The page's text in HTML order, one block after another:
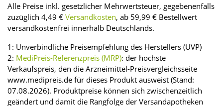
Alle Preise inkl. gesetzlicher Mehrwertsteuer, gegebenenfalls
zuzüglich 4,49 € Versandkosten, ab 59,99 € Bestellwert
versandkostenfrei innerhalb Deutschlands.
1: Unverbindliche Preisempfehlung des Herstellers (UVP)
2: MediPreis-Referenzpreis (MRP): der höchste
Verkaufspreis, den die Arzneimittel-Preisvergleichsseite
www.medipreis.de für dieses Produkt ausweist (Stand:
07.08.2026). Produktpreise können sich zwischenzeitlich
geändert und damit die Rangfolge der Versandapotheken